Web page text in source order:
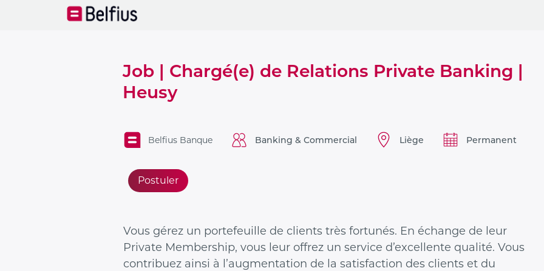
Job | Chargé(e) de Relations Private Banking |
Heusy
Belfius Banque Banking & Commercial Liège Permanent
Postuler
Vous gérez un portefeuille de clients très fortunés. En échange de leur
Private Membership, vous leur offrez un service d’excellente qualité. Vous
contribuez ainsi à l’augmentation de la satisfaction des clients et du